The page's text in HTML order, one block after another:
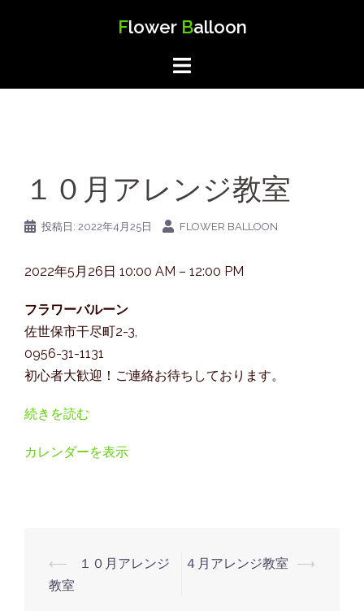
Flower Balloon
１０月アレンジ教室
投稿日: 2022年4月25日 FLOWER BALLOON
５
ア
レ
ン
ジ
室
2022年5月26日 10:00 AM – 12:00 PM
フラワーバルーン
佐世保市干尽町2-3,
0956-31-1131
初心者大歓迎！ご連絡お待ちしております。
続きを読む
カレンダーを表示
投
稿
⟵
１０月アレンジ
教室
４月アレンジ教室 ⟶